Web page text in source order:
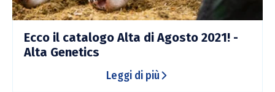
Ecco il catalogo Alta di Agosto 2021! -
Alta Genetics
Leggi di più